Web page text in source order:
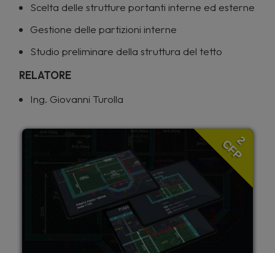
Scelta delle strutture portanti interne ed esterne
Gestione delle partizioni interne
Studio preliminare della struttura del tetto
RELATORE
Ing. Giovanni Turolla
2
CFP